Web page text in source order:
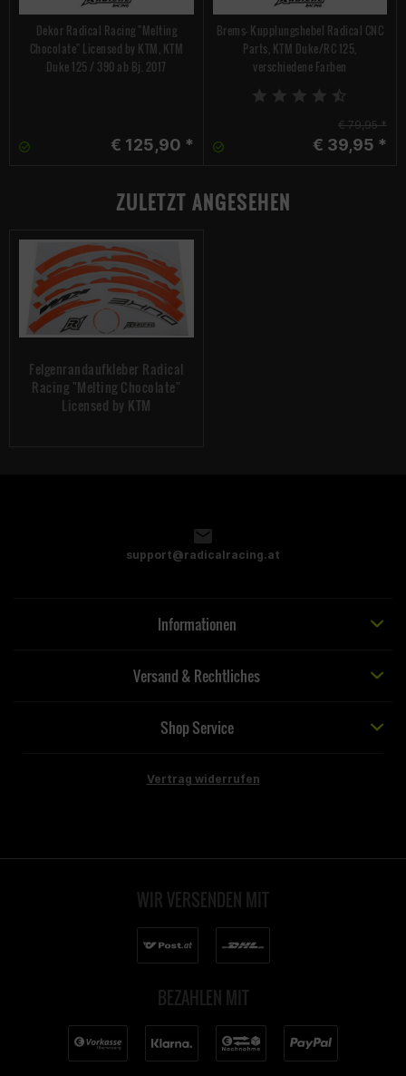
Dekor Radical Racing "Melting
Chocolate" Licensed by KTM, KTM
Duke 125 / 390 ab Bj. 2017
€ 125,90 *
Brems- Kupplungshebel Radical CNC
Parts, KTM Duke/RC 125,
verschiedene Farben
€ 79,95 *
€ 39,95 *
ZULETZT ANGESEHEN
Felgenrandaufkleber Radical
Racing "Melting Chocolate"
Licensed by KTM
support@radicalracing.at
Informationen
Versand & Rechtliches
Shop Service
Vertrag widerrufen
WIR VERSENDEN MIT
BEZAHLEN MIT